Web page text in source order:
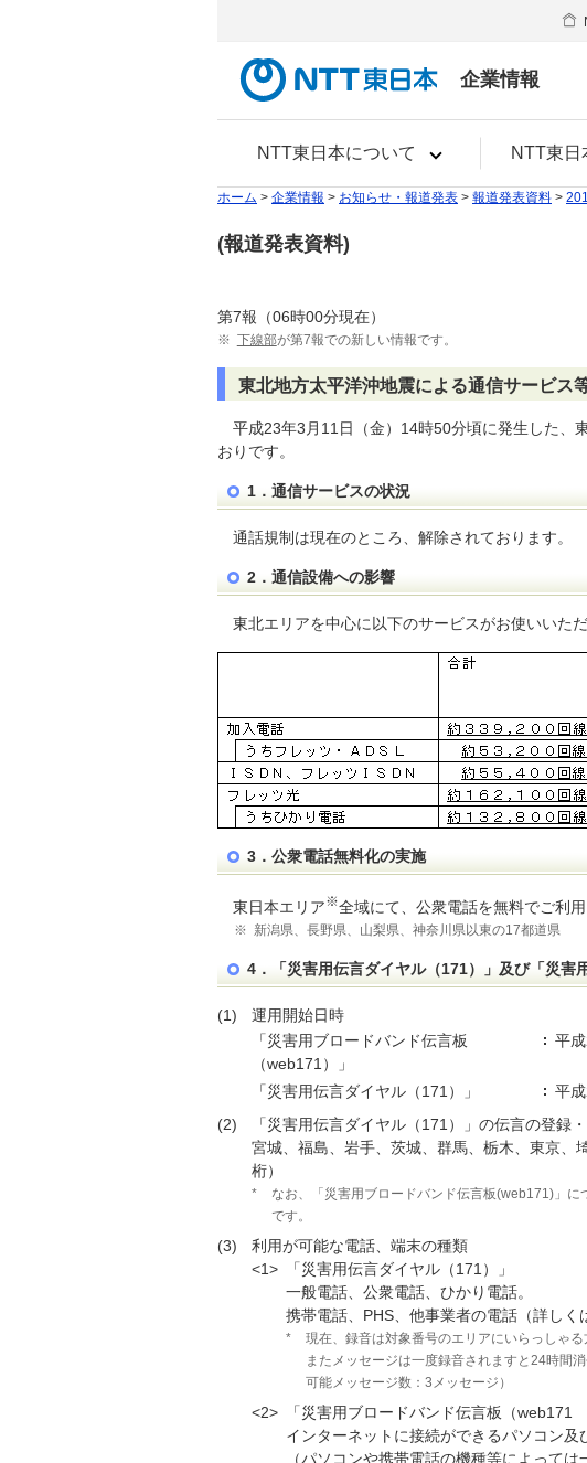
企業情報
NTT東日本について NTT東日
ホーム > 企業情報 > お知らせ・報道発表 > 報道発表資料 >
(報道発表資料)
第7報（06時00分現在）
※ 下線部が第7報での新しい情報です。
東北地方太平洋沖地震による通信サービス
平成23年3月11日（金）14時50分頃に発生した、
おりです。
1．通信サービスの状況
通話規制は現在のところ、解除されております。
2．通信設備への影響
東北エリアを中心に以下のサービスがお使いいた
3．公衆電話無料化の実施
東日本エリア※全域にて、公衆電話を無料でご利
※ 新潟県、長野県、山梨県、神奈川県以東の17都道県
4．「災害用伝言ダイヤル（171）」及び「災害
(1)
運用開始日時
「災害用ブロードバンド伝言板
（web171）」
平
「災害用伝言ダイヤル（171）」
平
(2)
「災害用伝言ダイヤル（171）」の伝言の登録
宮城、福島、岩手、茨城、群馬、栃木、東京、
桁）
*
なお、「災害用ブロードバンド伝言板(web171)」
です。
(3)
利用が可能な電話、端末の種類
<1>
「災害用伝言ダイヤル（171）」
一般電話、公衆電話、ひかり電話。
携帯電話、PHS、他事業者の電話（詳しく
*
現在、録音は対象番号のエリアにいらっしゃ
またメッセージは一度録音されますと24時間
可能メッセージ数：3メッセージ）
<2> 「災害用ブロードバンド伝言板（web171
インターネットに接続ができるパソコン及
（パソコンや携帯電話の機種等によって